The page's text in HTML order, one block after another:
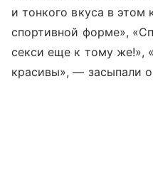
и тонкого вкуса в этом
спортивной форме»,
секси еще к тому же!»,
красивы», — засыпали